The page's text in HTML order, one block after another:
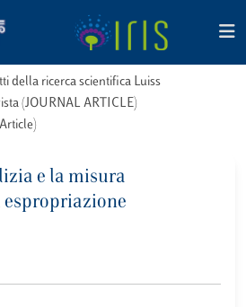
della ricerca scientifica Luiss
(JOURNAL ARTICLE)
e la misura